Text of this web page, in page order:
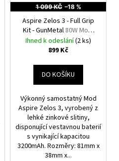
1 099 KČ –18 %
Aspire Zelos 3 - Full Grip
Kit - GunMetal 80W Mod,
3200mAh
Ihned k odeslání(2 ks)
899 Kč
DO KOŠÍKU
Výkonný samostatný Mod
Aspire Zelos 3, vyrobený z
lehké zinkové slitiny,
disponující vestavnou baterií
s vynikající kapacitou
3200mAh. Rozměry: 81mm x
38mm x...